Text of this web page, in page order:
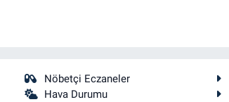
Nöbetçi Eczaneler
Hava Durumu